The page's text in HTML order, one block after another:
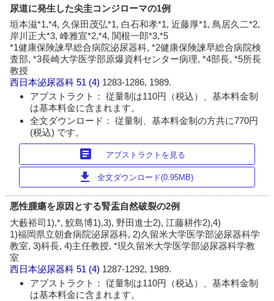
尿道に発生した尖圭コンジローマの1例
垣本滋*1,*4, 久保田茂弘*1, 白石和孝*1, 近藤厚*1, 鳥居久二*2,
岸川正大*3, 峰雅宣*2,*4, 関根一郎*3,*5
*1健康保険諫早総合病院泌尿器科, *2健康保険諫早総合病院検
査部, *3長崎大学医学部原爆資料センター病理, *4部長, *5所長
教授
西日本泌尿器科 51 (4) 1283-1286, 1989.
アブストラクト： 従量制は110円（税込）、基本料金制
は基本料金に含まれます。
全文ダウンロード： 従量制、基本料金制の方共に770円
(税込) です。
article アブストラクトを見る
download 全文ダウンロード(0.95MB)
悪性腫瘍を原因とする腎盂自然破裂の2例
大藪裕司1),*, 鮫島博1),3), 野田進士2), 江藤耕作2),4)
1)福岡県立朝倉病院泌尿器科, 2)久留米大学医学部泌尿器科学
教室, 3)科長, 4)主任教授, *現久留米大学医学部泌尿器科学教
室
西日本泌尿器科 51 (4) 1287-1292, 1989.
アブストラクト： 従量制は110円（税込）、基本料金制
は基本料金に含まれます。